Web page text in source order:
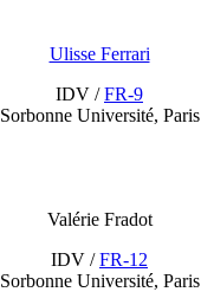
Ulisse Ferrari
IDV /FR-9
Sorbonne Université, Paris
Valérie Fradot
IDV /FR-12
Sorbonne Université, Paris